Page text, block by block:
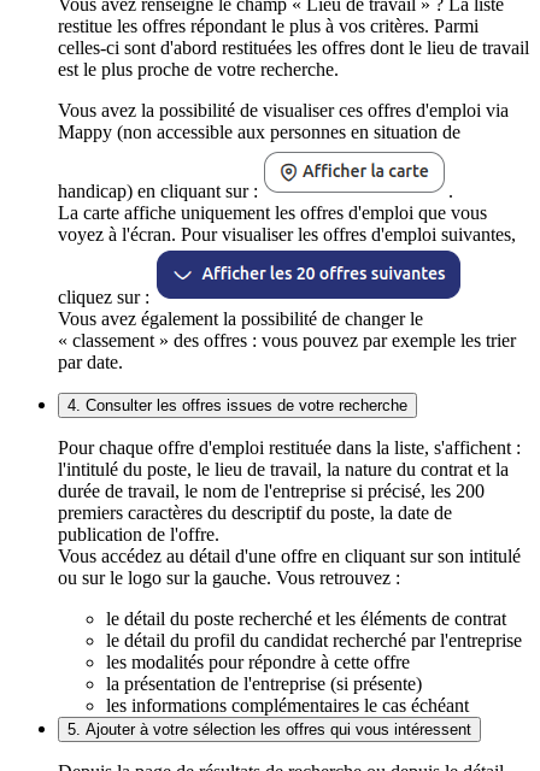
restitue les offres répondant le plus à vos critères. Parmi
celles-ci sont d'abord restituées les offres dont le lieu de travail
est le plus proche de votre recherche.
Vous avez la possibilité de visualiser ces offres d'emploi via
Mappy (non accessible aux personnes en situation de
handicap) en cliquant sur :
.
La carte affiche uniquement les offres d'emploi que vous
voyez à l'écran. Pour visualiser les offres d'emploi suivantes,
cliquez sur :
Vous avez également la possibilité de changer le
« classement » des offres : vous pouvez par exemple les trier
par date.
4. Consulter les offres issues de votre recherche
Pour chaque offre d'emploi restituée dans la liste, s'affichent :
l'intitulé du poste, le lieu de travail, la nature du contrat et la
durée de travail, le nom de l'entreprise si précisé, les 200
premiers caractères du descriptif du poste, la date de
publication de l'offre.
Vous accédez au détail d'une offre en cliquant sur son intitulé
ou sur le logo sur la gauche. Vous retrouvez :
le détail du poste recherché et les éléments de contrat
le détail du profil du candidat recherché par l'entreprise
les modalités pour répondre à cette offre
la présentation de l'entreprise (si présente)
les informations complémentaires le cas échéant
5. Ajouter à votre sélection les offres qui vous intéressent